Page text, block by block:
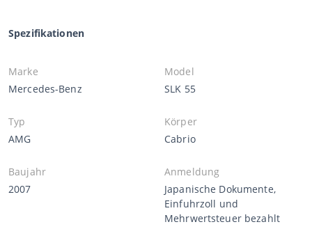
Spezifikationen
Marke
Mercedes-Benz
Model
SLK 55
Typ
AMG
Körper
Cabrio
Baujahr
2007
Anmeldung
Japanische Dokumente,
Einfuhrzoll und
Mehrwertsteuer bezahlt